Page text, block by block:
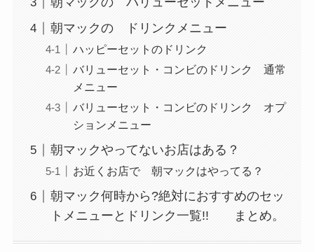
朝マックの ドリンクメニュー
ハッピーセットのドリンク
バリューセット・コンビのドリンク 通常
メニュー
バリューセット・コンビのドリンク オプ
ションメニュー
朝マックやってないお店はある？
お近くお店で 朝マックはやってる？
朝マック何時から?絶対におすすめのセッ
トメニューとドリンク一覧!! まとめ。